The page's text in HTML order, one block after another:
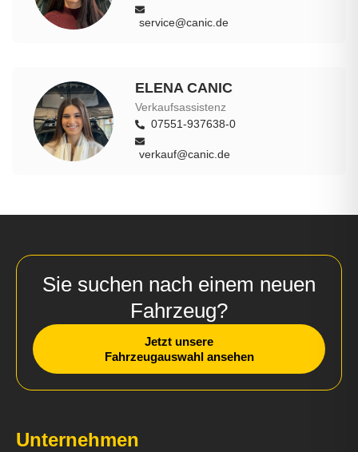
service@canic.de
ELENA CANIC
Verkaufsassistenz
07551-937638-0
verkauf@canic.de
Sie suchen nach einem neuen
Fahrzeug?
Jetzt unsere
Fahrzeugauswahl ansehen
Unternehmen